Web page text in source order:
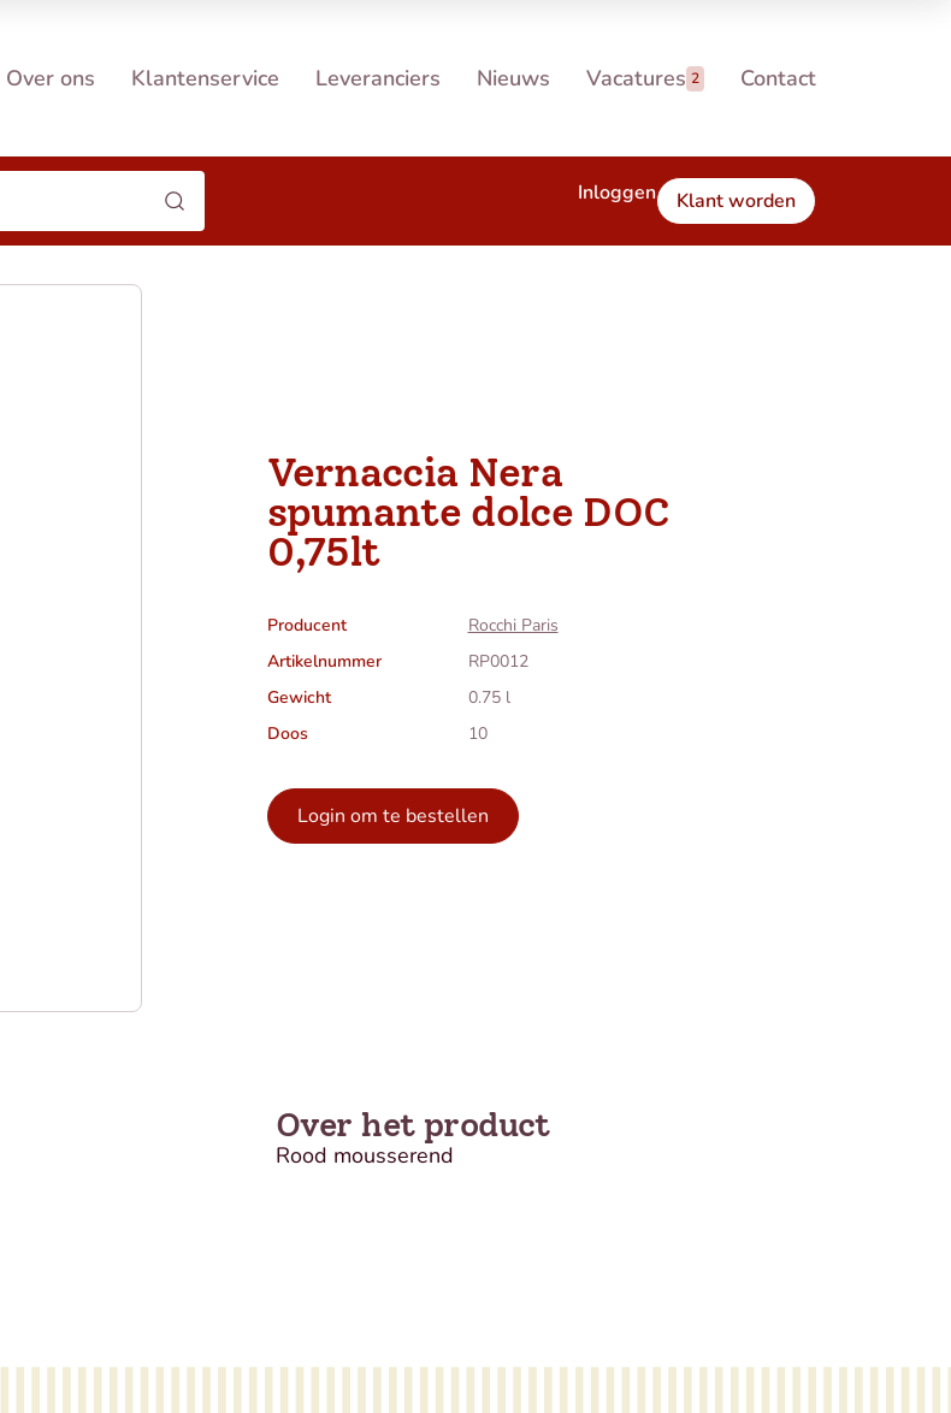
Over ons Klantenservice Leveranciers Nieuws Vacatures 2 Contact
Inloggen Klant worden
Vernaccia Nera
spumante dolce DOC
0,75lt
Producent
Rocchi Paris
Artikelnummer
RP0012
Gewicht
0.75 l
Doos
10
Login om te bestellen
Over het product
Rood mousserend